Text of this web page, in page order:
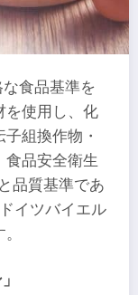
な食品基準を
を使用し、化
組換作物・
食品安全衛生
品質基準であ
イツバイエル